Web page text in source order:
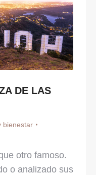
DE LAS
bienestar
otro famoso.
o analizado sus